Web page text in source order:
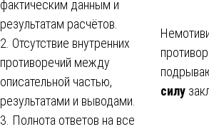
фактическим данным и
результатам расчётов.
2. Отсутствие внутренних
противоречий между
описательной частью,
результатами и выводами.
3. Полнота ответов на все
силу